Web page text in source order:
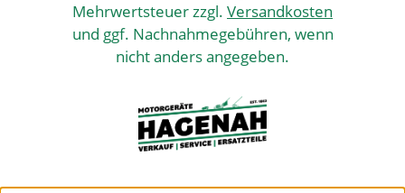
Mehrwertsteuer zzgl. Versandkosten
und ggf. Nachnahmegebühren, wenn
nicht anders angegeben.